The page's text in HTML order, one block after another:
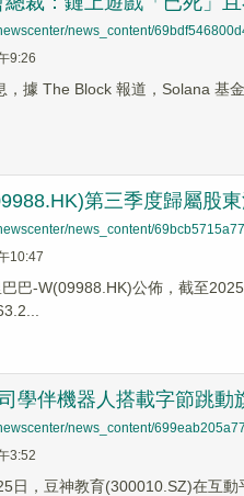
news_content/
9:26
，據 The Block 報道，Solana 基
第三季度歸屬股
news_content/
10:47
巴巴-W(09988.HK)公佈，截至
學伴機器人搭載字節跳
news_content/
3:52
日，豆神教育(300010.SZ)在互